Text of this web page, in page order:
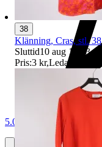
5.0
38
Klänning, Cras, stl. 38
Sluttid10 aug 19:03.
Pris:3 kr,Ledande bud